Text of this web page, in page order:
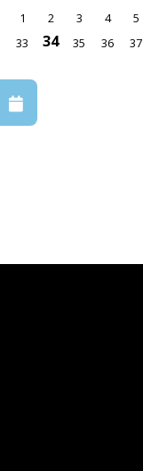
1 2 3 4 5
33
34 35 36 37